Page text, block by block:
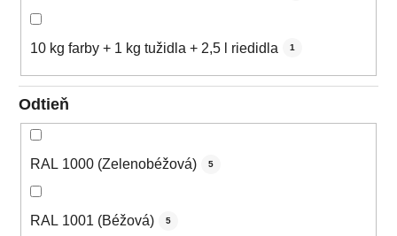
10 kg farby + 1 kg tužidla + 2,5 l riedidla 1
Odtieň
RAL 1000 (Zelenobéžová) 5
RAL 1001 (Béžová) 5